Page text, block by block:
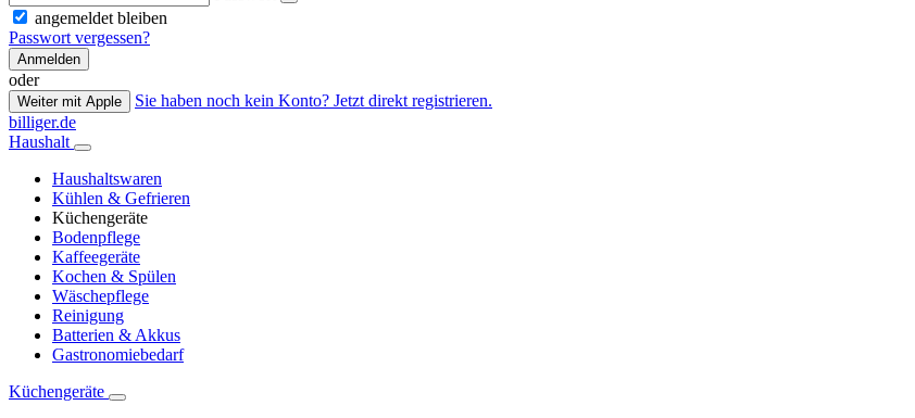
angemeldet bleiben
Passwort vergessen?
Anmelden
oder
Weiter mit Apple
Sie haben noch kein Konto? Jetzt direkt registrieren.
billiger.de
Haushalt
Haushaltswaren
Kühlen & Gefrieren
Küchengeräte
Bodenpflege
Kaffeegeräte
Kochen & Spülen
Wäschepflege
Reinigung
Batterien & Akkus
Gastronomiebedarf
Küchengeräte